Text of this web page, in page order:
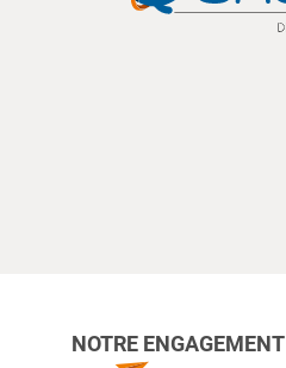
NOTRE ENGAGEMENT